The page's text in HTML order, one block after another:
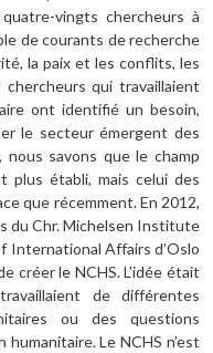
vingts chercheurs à
de courants de recherche
la paix et les conflits, les
qui travaillaient
ont identifié un besoin,
le secteur émergent des
nous savons que le champ
plus établi, mais celui des
que récemment. En 2012,
du Chr. Michelsen Institute
Affairs d’Oslo
créer le NCHS. L’idée était
de différentes
ou des questions
Le NCHS n’est